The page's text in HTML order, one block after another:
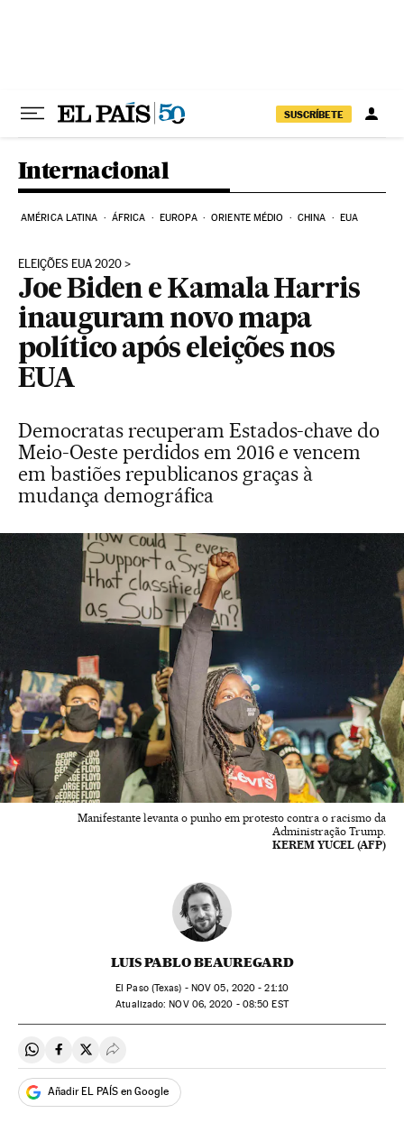
SUSCRÍBETE
Internacional
AMÉRICA LATINA ÁFRICA EUROPA ORIENTE MÉDIO CHINA EUA
ELEIÇÕES EUA 2020
Joe Biden e Kamala Harris
inauguram novo mapa
político após eleições nos
EUA
Democratas recuperam Estados-chave do
Meio-Oeste perdidos em 2016 e vencem
em bastiões republicanos graças à
mudança demográfica
Manifestante levanta o punho em protesto contra o racismo da
Administração Trump.
KEREM YUCEL (AFP)
LUIS PABLO BEAUREGARD
El Paso (Texas) - NOV 05, 2020 - 21:10
atualizado: NOV06, 2020 - 08:50 EST
Compartir en Whatsapp
Compartir en Facebook
Compartir en Twitter
Desplegar Redes Sociales
Añadir EL PAÍS en Google